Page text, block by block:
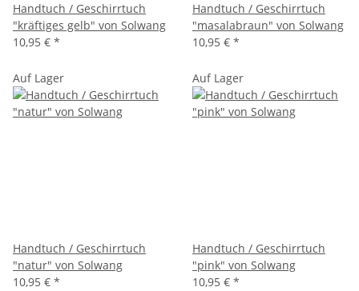
Handtuch / Geschirrtuch
"kräftiges gelb" von Solwang
10,95 € *
Handtuch / Geschirrtuch
"masalabraun" von Solwang
10,95 € *
Auf Lager
Handtuch / Geschirrtuch
"natur" von Solwang
10,95 € *
Auf Lager
Handtuch / Geschirrtuch
"pink" von Solwang
10,95 € *